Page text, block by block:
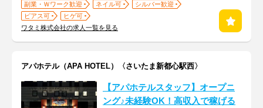
副業・Ｗワーク歓迎 ネイル可
シルバー歓迎
ピアス可
ヒゲ可
ワタミ株式会社の求人一覧を見る
アパホテル（APA HOTEL）〈さいたま新都心駅西〉
【アパホテルスタッフ】オープニ
ング♪未経験OK！高収入で稼げる